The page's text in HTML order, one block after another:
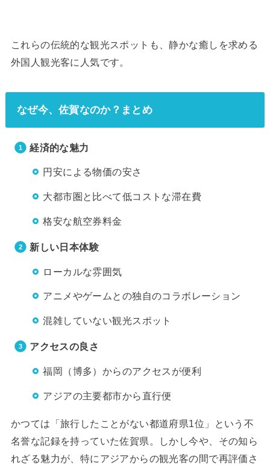
これらの伝統的な観光スポットも、静かな癒しを求める
外国人観光客に人気です。
なぜ今、佐賀なのか？ まとめ
経済的な魅力
円安による物価の安さ
大都市圏と比べて低コストな滞在費
格安な航空券料金
新しい日本体験
ローカルな雰囲気
アニメやゲームとの独自のコラボレーション
混雑していない観光スポット
アクセスの良さ
福岡（博多）からのアクセスが便利
アジアの主要都市から直行便
かつては「旅行したことがない都道府県1位」という不
名誉な記録を持っていた佐賀県。しかし今や、その知ら
れざる魅力が、特にアジアからの観光客の間で再評価さ